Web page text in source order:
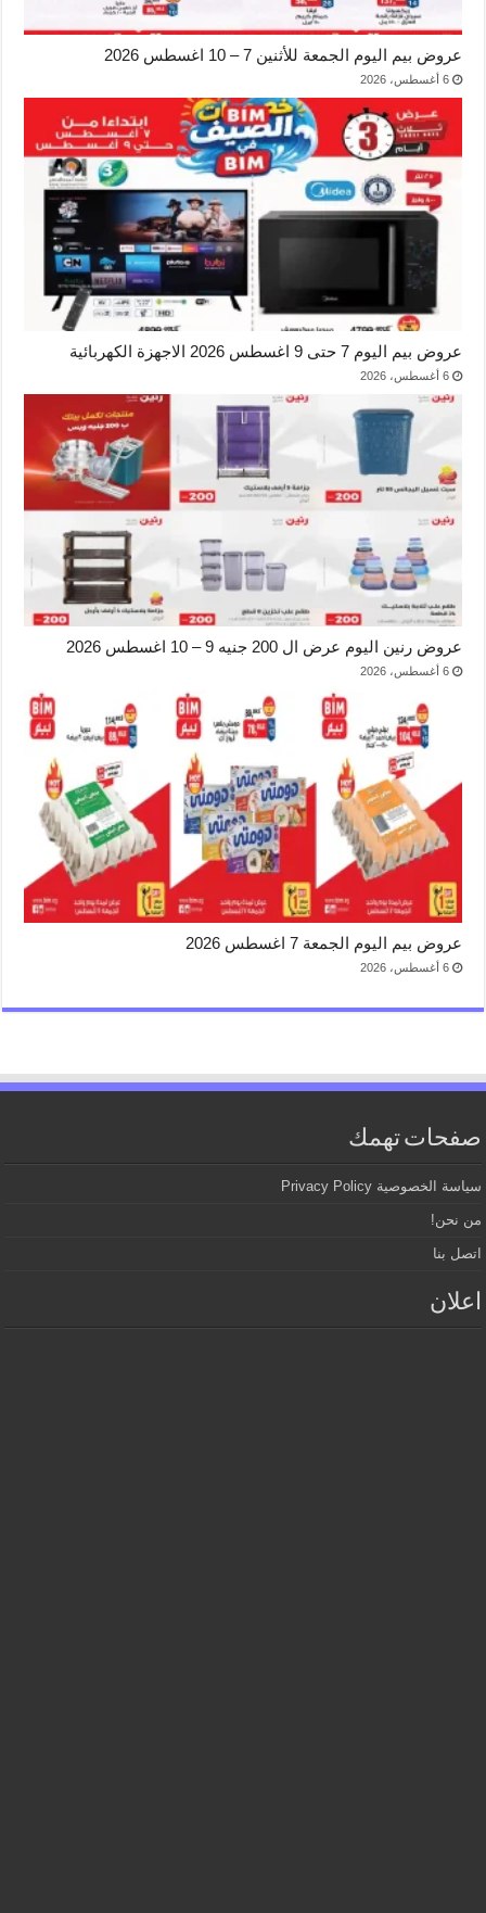
عروض بيم اليوم الجمعة للأثنين 7 – 10 اغسطس 2026
6 أغسطس، 2026
عروض بيم اليوم 7 حتى 9 اغسطس 2026 الاجهزة الكهربائية
6 أغسطس، 2026
عروض رنين اليوم عرض ال 200 جنيه 9 – 10 اغسطس 2026
6 أغسطس، 2026
عروض بيم اليوم الجمعة 7 اغسطس 2026
6 أغسطس، 2026
صفحات تهمك
سياسة الخصوصية Privacy Policy
من نحن!
اتصل بنا
اعلان